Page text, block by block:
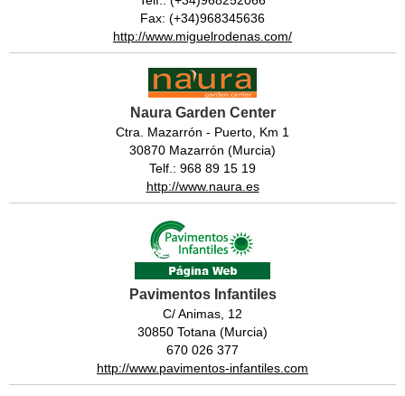
Fax: (+34)968345636
http://www.miguelrodenas.com/
Naura Garden Center
Ctra. Mazarrón - Puerto, Km 1
30870 Mazarrón (Murcia)
Telf.: 968 89 15 19
http://www.naura.es
Pavimentos Infantiles
C/ Animas, 12
30850 Totana (Murcia)
670 026 377
http://www.pavimentos-infantiles.com